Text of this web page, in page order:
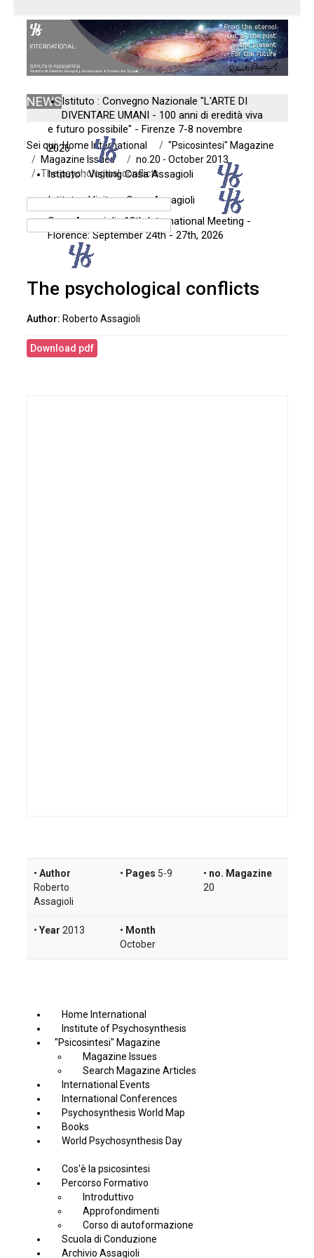
NEWSIstituto : Convegno Nazionale "L'ARTE DI
DIVENTARE UMANI - 100 anni di eredità viva
e futuro possibile" - Firenze 7-8 novembre
2026
Istituto : Visiting Casa Assagioli
Istituto : Visitare Casa Assagioli
Casa Assagioli : 12th International Meeting -
Florence: September 24th - 27th, 2026
Sei qui:Home International
"Psicosintesi" Magazine
Magazine Issues
no.20 - October 2013
The psychological conflicts
The psychological conflicts
Roberto Assagioli
Download pdf
Author
Roberto
Assagioli
Pages 5-9
no. Magazine
20
Year 2013
Month
October
Home International
Institute of Psychosynthesis
"Psicosintesi" Magazine
Magazine Issues
Search Magazine Articles
International Events
International Conferences
Psychosynthesis World Map
Books
World Psychosynthesis Day
Cos'è la psicosintesi
Percorso Formativo
Introduttivo
Approfondimenti
Corso di autoformazione
Scuola di Conduzione
Archivio Assagioli